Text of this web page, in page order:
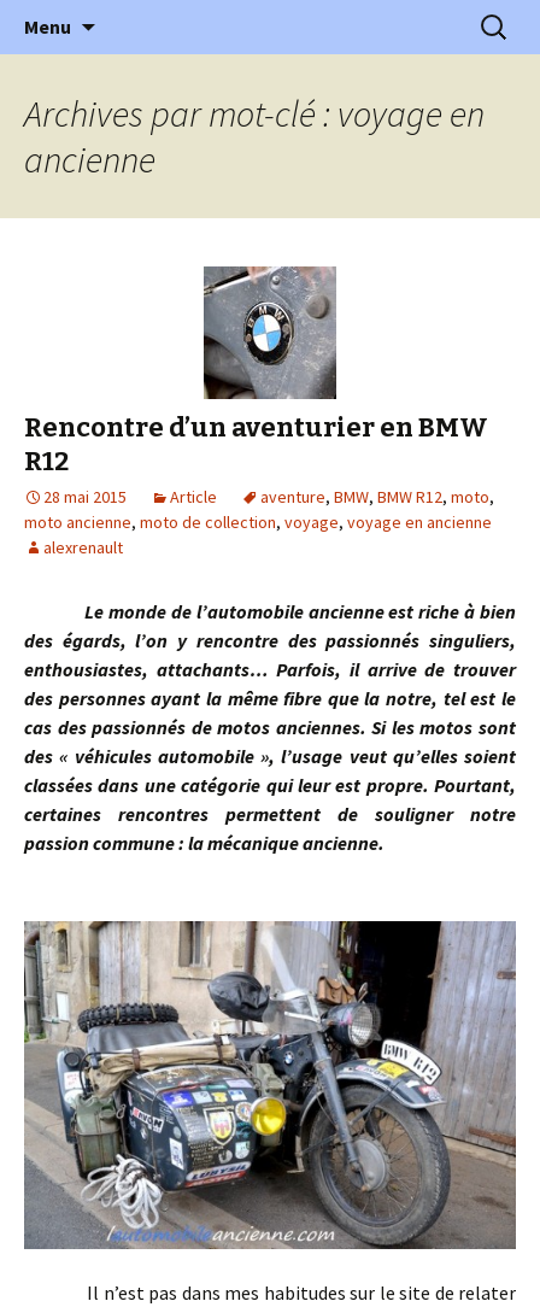
l'Automobile Ancienne
l'automobile ancienne : articles, historiques
…
Menu
Archives par mot-clé : voyage en
ancienne
Rencontre d’un aventurier en BMW
R12
28 mai 2015 Article aventure, BMW, BMW R12, moto,
moto ancienne, moto de collection, voyage, voyage en ancienne
alexrenault
Le monde de l’automobile ancienne est riche à bien
des égards, l’on y rencontre des passionnés singuliers,
enthousiastes, attachants… Parfois, il arrive de trouver
des personnes ayant la même fibre que la notre, tel est le
cas des passionnés de motos anciennes. Si les motos sont
des « véhicules automobile », l’usage veut qu’elles soient
classées dans une catégorie qui leur est propre. Pourtant,
certaines rencontres permettent de souligner notre
passion commune : la mécanique ancienne.
Il n’est pas dans mes habitudes sur le site de relater